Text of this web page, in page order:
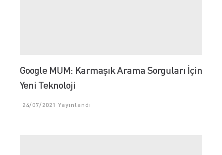
Google MUM: Karmaşık Arama Sorguları İçin
Yeni Teknoloji
24/07/2021 Yayınlandı